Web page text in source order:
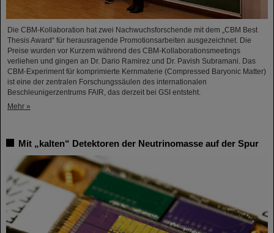
Die CBM-Kollaboration hat zwei Nachwuchsforschende mit dem „CBM Best
Thesis Award“ für herausragende Promotionsarbeiten ausgezeichnet. Die
Preise wurden vor Kurzem während des CBM-Kollaborationsmeetings
verliehen und gingen an Dr. Dario Ramirez und Dr. Pavish Subramani. Das
CBM-Experiment für komprimierte Kernmaterie (Compressed Baryonic Matter)
ist eine der zentralen Forschungssäulen des internationalen
Beschleunigerzentrums FAIR, das derzeit bei GSI entsteht.
Mehr »
Mit „kalten“ Detektoren der Neutrinomasse auf der Spur